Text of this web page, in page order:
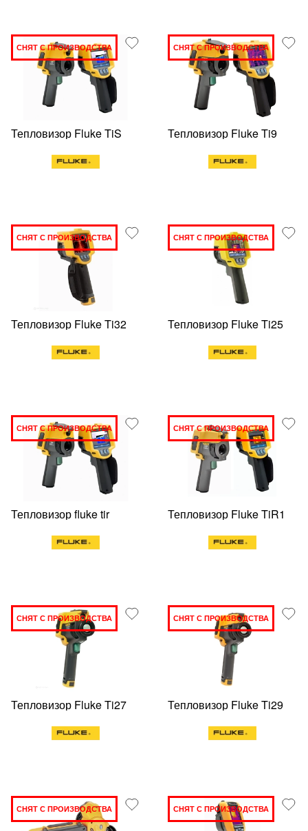
СНЯТ С ПРОИЗВОДСТВА
Тепловизор Fluke TiS
СНЯТ С ПРОИЗВОДСТВА
Тепловизор Fluke Ti9
СНЯТ С ПРОИЗВОДСТВА
Тепловизор Fluke Ti32
СНЯТ С ПРОИЗВОДСТВА
Тепловизор Fluke Ti25
СНЯТ С ПРОИЗВОДСТВА
Тепловизор fluke tir
СНЯТ С ПРОИЗВОДСТВА
Тепловизор Fluke TiR1
СНЯТ С ПРОИЗВОДСТВА
Тепловизор Fluke Ti27
СНЯТ С ПРОИЗВОДСТВА
Тепловизор Fluke Ti29
СНЯТ С ПРОИЗВОДСТВА СНЯТ С ПРОИЗВОДСТВА